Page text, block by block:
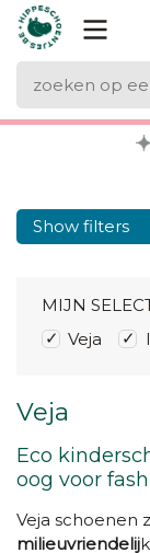
Show filters
Veja
Eco
oog voor
Veja schoenen
milieuvriendelij
MIJN
Veja